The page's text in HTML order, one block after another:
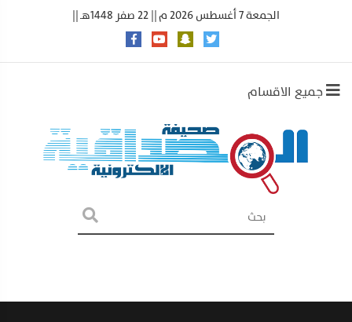
الجمعة 7 أغسطس 2026 م || 22 صفر 1448هـ ||
جميع الاقسام